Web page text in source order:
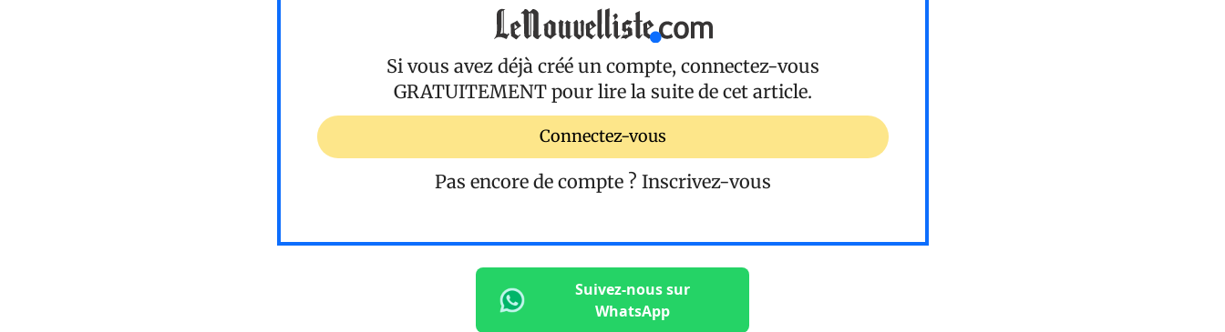
Si vous avez déjà créé un compte, connectez-vous
GRATUITEMENT pour lire la suite de cet article.
Connectez-vous
Pas encore de compte ? Inscrivez-vous
Suivez-nous sur
WhatsApp